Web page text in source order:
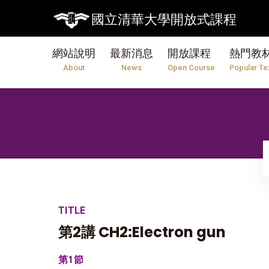
國立清華大學開放式課程
網站說明
About
最新消息
News
開放課程
Open Course
熱門教
Popular
TITLE
第2講 CH2:Electron gun
第1節